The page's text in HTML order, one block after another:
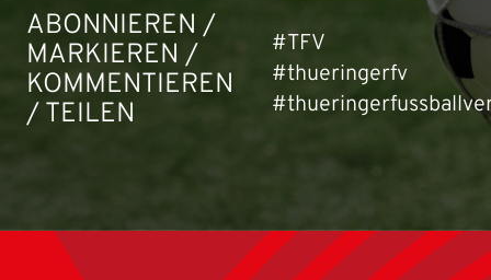
ABONNIEREN /
MARKIEREN /
KOMMENTIEREN
/ TEILEN
#TFV
#thueringerfv